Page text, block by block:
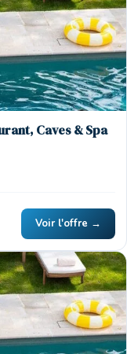
Caves & Spa
Voir l'offre →